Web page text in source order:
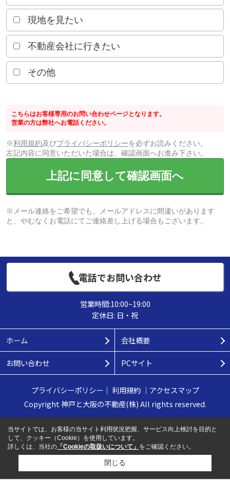
現地を見たい
不動産会社に行きたい
その他
こちらはお客様専用のお問い合わせページとなります。
営業の方は弊社へお電話ください。
※利用規約及びプライバシーポリシーを必ずお読みください。
左記内容に同意いただいた場合は、確認画面へお進み下さい。
上記に同意して確認画面へ
※メール連絡をご希望でも、メールアドレスに間違いがあります
と、やむなくお電話にてご連絡差し上げる場合もございます。
電話でお問い合わせ
営業時間:10:00~19:00
定休日: 日・祝
ホーム 会社概要
お問い合わせ PCサイト
プライバシーポリシー ｜ 利用規約｜ アクセスマップ
Copyright 神戸と大阪の不動産(株) All rights reserved.
当サイトでは、お客様の当サイト利用状況把握、サービス向上検討を目的と
して、クッキー（Cookie）を使用しています。
詳しくは、当社の 「Cookieの取扱いについて」 をご確認ください。
閉じる